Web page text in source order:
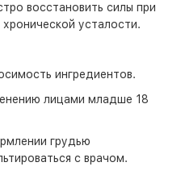
восстановить силы при
усталости.
ингредиентов.
лицами младше 18
грудью
с врачом.